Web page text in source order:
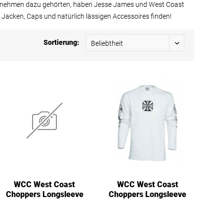
dazu gehörten, haben Jesse James und West Coast
Caps und natürlich lässigen Accessoires finden!
Sortierung:
WCC West Coast
Choppers Longsleeve
WCC West Coast
Choppers Longsleeve